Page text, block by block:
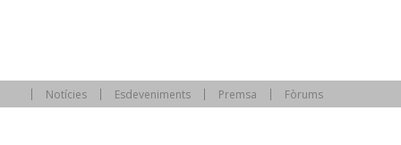
Notícies Esdeveniments Premsa Fòrums